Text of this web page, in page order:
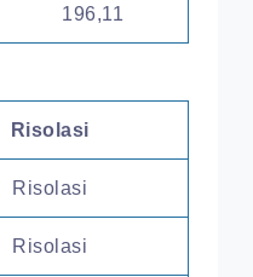
196,11
Risolasi
Risolasi
Risolasi